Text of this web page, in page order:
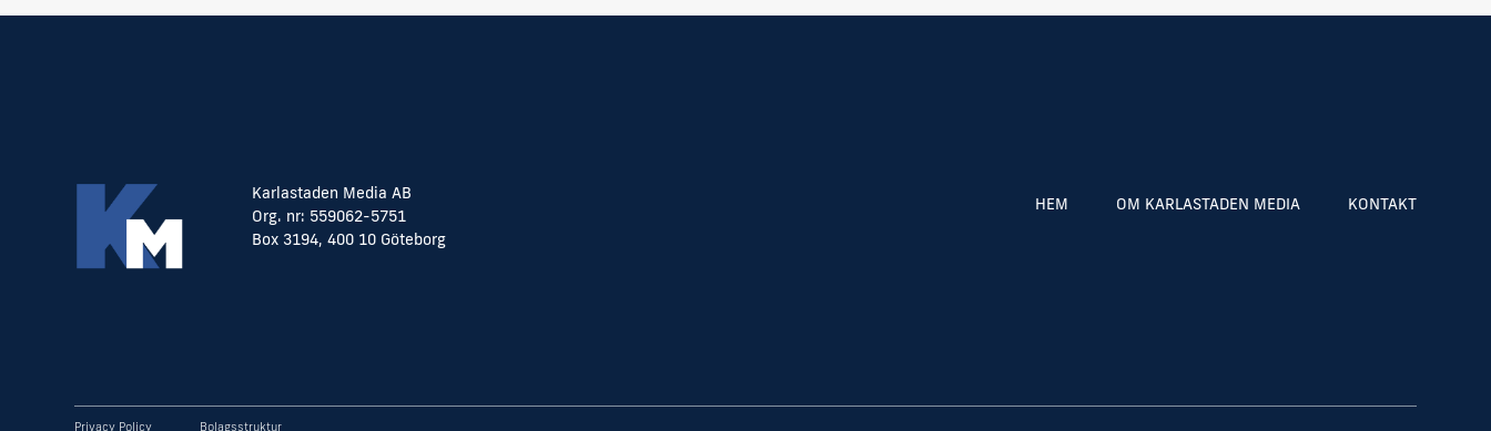
Karlastaden Media AB
Org. nr: 559062-5751
Box 3194, 400 10 Göteborg
HEM OM KARLASTADEN MEDIA KONTAKT
Privacy Policy Bolagsstruktur